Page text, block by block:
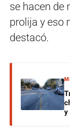
se hacen de
prolija y eso
destacó.
y